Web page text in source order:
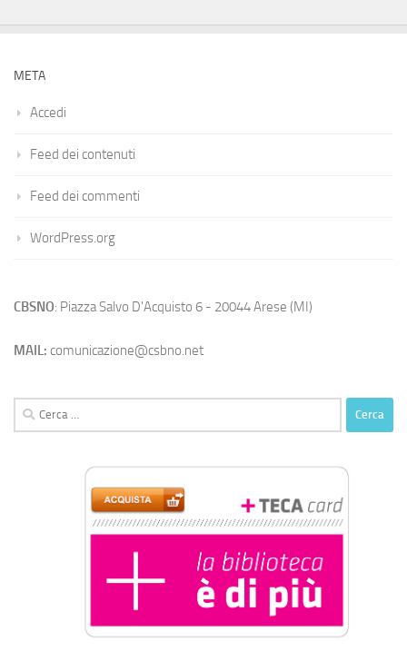
META
Accedi
Feed dei contenuti
Feed dei commenti
WordPress.org
CBSNO: Piazza Salvo D'Acquisto 6 - 20044 Arese (MI)
MAIL: comunicazione@csbno.net
Ricerca
per: